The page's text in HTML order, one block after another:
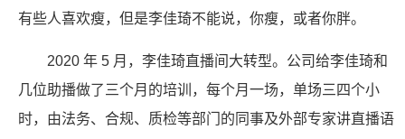
有些人喜欢瘦，但是李佳琦不能说，你瘦，或者你胖。
2020 年 5 月，李佳琦直播间大转型。公司给李佳琦和
几位助播做了三个月的培训，每个月一场，单场三四个小
时，由法务、合规、质检等部门的同事及外部专家讲直播语